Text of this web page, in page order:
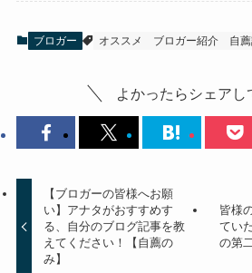
ブロガー オススメ ブロガー紹介 自
よかったらシェアし
【ブロガーの皆様へお願
い】アナタがおすすめす
る、自分のブログ記事を教
えてください！【自薦の
み】
皆様
てい
の第